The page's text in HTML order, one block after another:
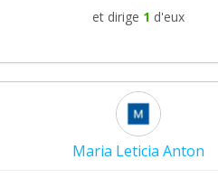
et dirige 1 d'eux
Maria Leticia Anton